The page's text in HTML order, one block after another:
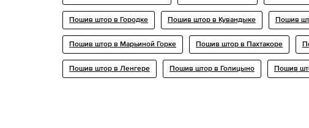
Пошив штор в Городке Пошив штор в Кувандыке Пошив
Пошив штор в Марьиной Горке Пошив штор в Пахтакоре
Пошив штор в Ленгере Пошив штор в Голицыно Пошив